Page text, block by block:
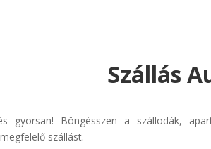
Szállás
gyorsan! Böngésszen a szállodák,
szállást.